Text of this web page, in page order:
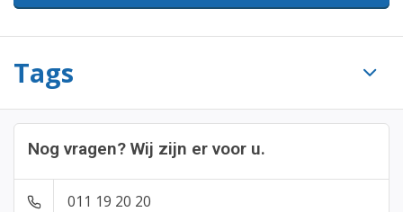
Tags
Nog vragen? Wij zijn er voor u.
011 19 20 20